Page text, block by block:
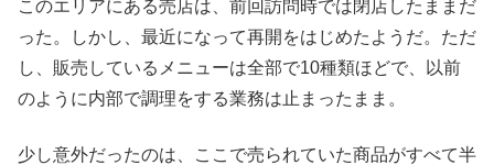
このエリアにある売店は、前回訪問時では閉店したままだ
った。しかし、最近になって再開をはじめたようだ。ただ
し、販売しているメニューは全部で10種類ほどで、以前
のように内部で調理をする業務は止まったまま。
少し意外だったのは、ここで売られていた商品がすべて半